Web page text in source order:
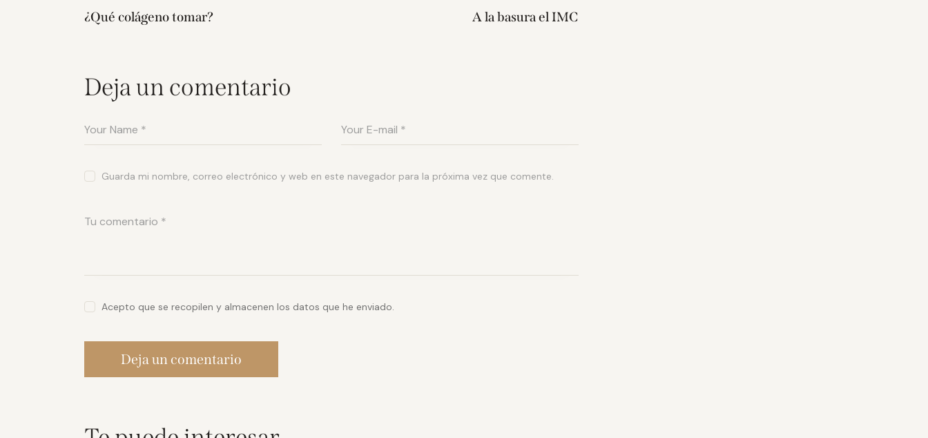
¿Qué colágeno tomar? A la basura el IMC
Deja un comentario
Guarda mi nombre, correo electrónico y web en este navegador para la próxima vez que comente.
Acepto que se recopilen y almacenen los datos que he enviado.